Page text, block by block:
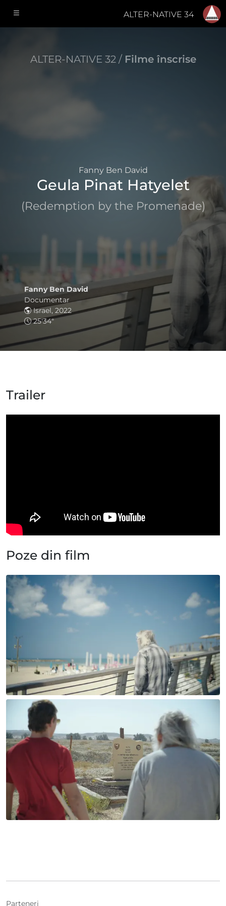
ALTER-NATIVE 34
ALTER-NATIVE 32 / Filme înscrise
Fanny Ben David
Geula Pinat Hatyelet
(Redemption by the Promenade)
Fanny Ben David
Documentar
Israel, 2022
25'34"
Trailer
Poze din film
Parteneri